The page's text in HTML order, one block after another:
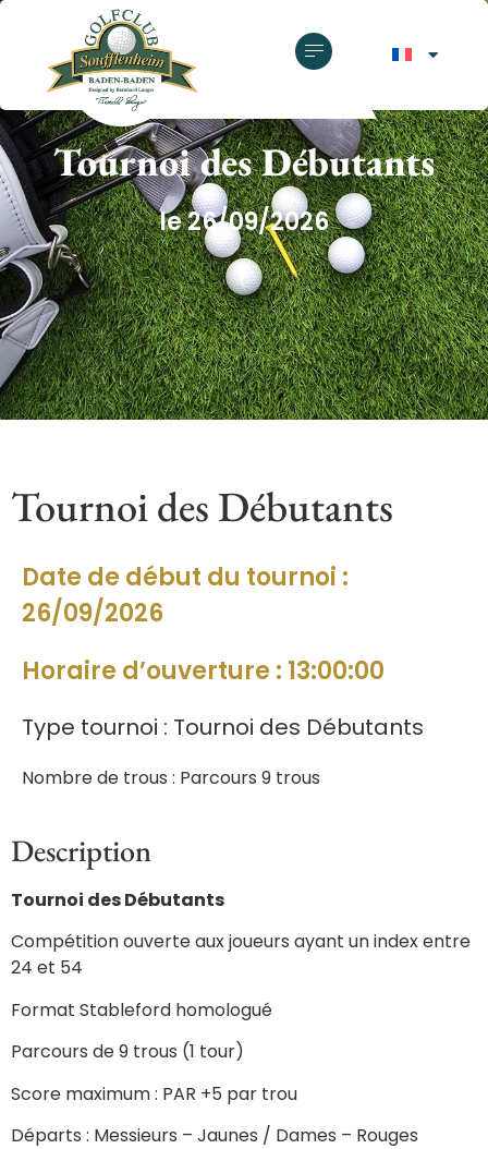
GOLF CLUB SOUFFLENHEIM
Tournoi des Débutants
le 26/09/2026
Tournoi des Débutants
Date de début du tournoi :
26/09/2026
Horaire d’ouverture : 13:00:00
Type tournoi : Tournoi des Débutants
Nombre de trous : Parcours 9 trous
Description
Tournoi des Débutants
Compétition ouverte aux joueurs ayant un index entre
24 et 54
Format Stableford homologué
Parcours de 9 trous (1 tour)
Score maximum : PAR +5 par trou
Départs : Messieurs – Jaunes / Dames – Rouges